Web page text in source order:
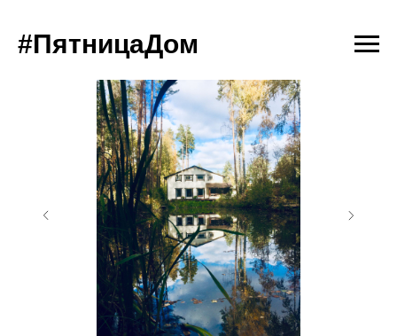
#ПятницаДом